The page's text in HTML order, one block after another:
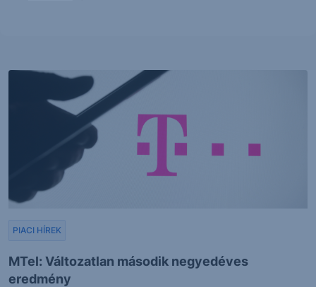
MTel: Változatlan második negyedéves
eredmény
PIACI HÍREK